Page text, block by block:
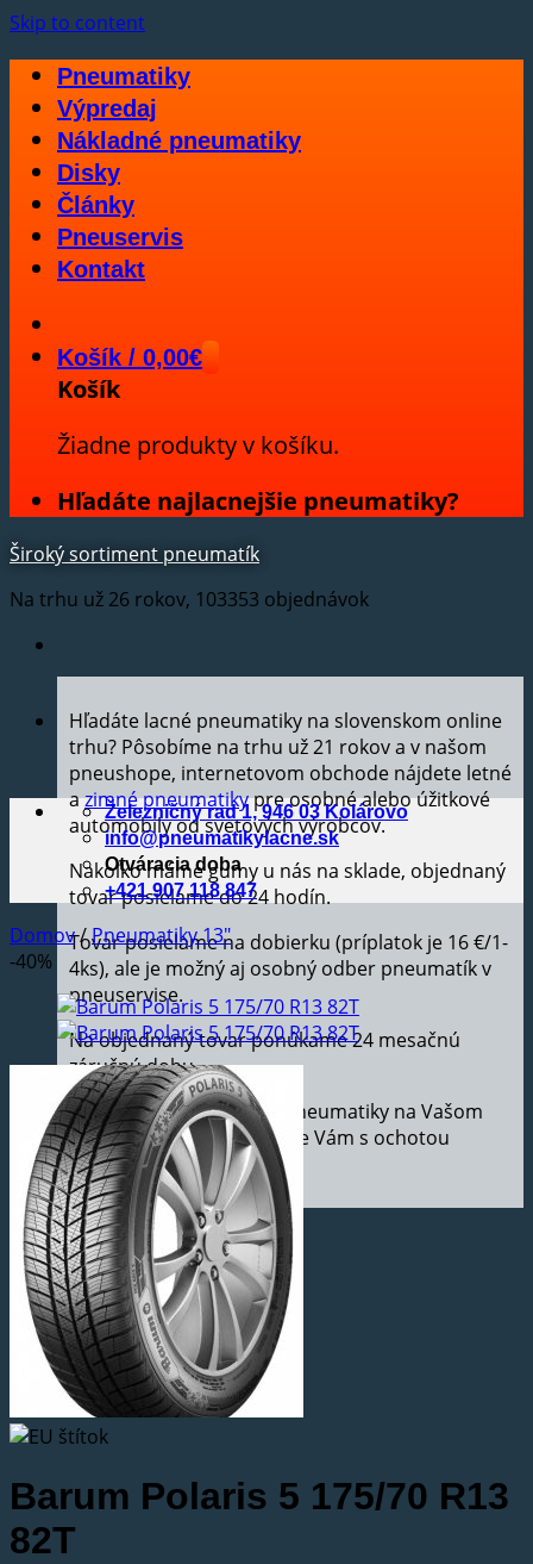
Skip to content
Pneumatiky
Výpredaj
Nákladné pneumatiky
Disky
Články
Pneuservis
Kontakt
Košík / 0,00€
Košík
Žiadne produkty v košíku.
Hľadáte najlacnejšie pneumatiky?
Široký sortiment pneumatík
Na trhu už 26 rokov, 103353 objednávok
Hľadáte lacné pneumatiky na slovenskom online
trhu? Pôsobíme na trhu už 21 rokov a v našom
pneushope, internetovom obchode nájdete letné
azimné pneumatikypre osobné alebo úžitkové
automobily od svetových výrobcov.
Nakoľko máme gumy u nás na sklade, objednaný
tovar posielame do 24 hodín.
Tovar posielame na dobierku (príplatok je 16 €/1-
4ks), ale je možný aj osobný odber pneumatík v
pneuservise.
Na objednaný tovar ponúkame 24 mesačnú
záručnú dobu.
Ak potrebujete vymeniť pneumatiky na Vašom
aute, v našom pneuservise Vám s ochotou
pomôžeme.
Železničný rad 1, 946 03 Kolárovo
info@pneumatikylacne.sk
Otváracia doba
+421 907 118 847
Domov/Pneumatiky 13"
-40%
Barum Polaris 5 175/70 R13
82T